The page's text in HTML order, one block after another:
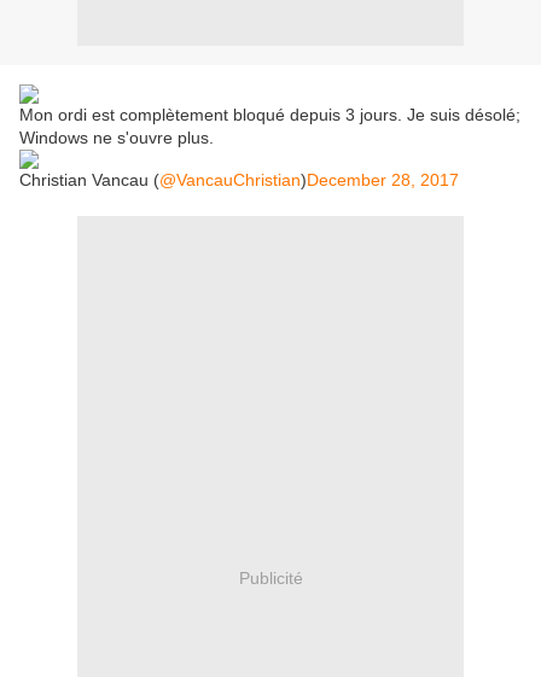
Mon ordi est complètement bloqué depuis 3 jours. Je suis désolé;
Windows ne s'ouvre plus.
Christian Vancau (@VancauChristian)December 28, 2017
Publicité